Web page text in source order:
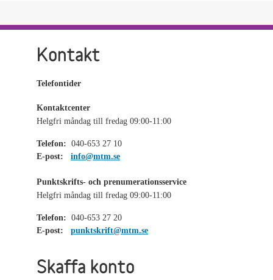
Kontakt
Telefontider
Kontaktcenter
Helgfri måndag till fredag 09:00-11:00
Telefon: 040-653 27 10
E-post:
info@mtm.se
Punktskrifts- och prenumerationsservice
Helgfri måndag till fredag 09:00-11:00
Telefon: 040-653 27 20
E-post:
punktskrift@mtm.se
Skaffa konto